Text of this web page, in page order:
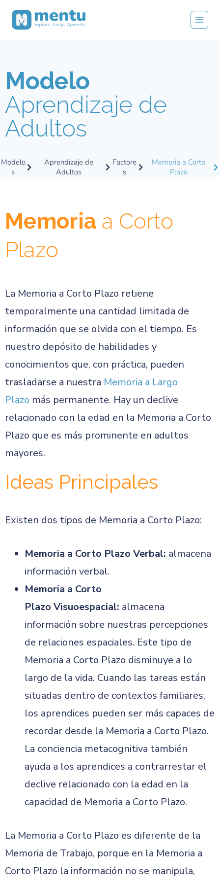
Modelo
Aprendizaje de
Adultos
Modelo
s
Aprendizaje de
Adultos
Factore
s
Memoria a Corto
Plazo
Memoria a Corto
Plazo
La Memoria a Corto Plazo retiene
temporalmente una cantidad limitada de
información que se olvida con el tiempo. Es
nuestro depósito de habilidades y
conocimientos que, con práctica, pueden
trasladarse a nuestra Memoria a Largo
Plazo más permanente. Hay un declive
relacionado con la edad en la Memoria a Corto
Plazo que es más prominente en adultos
mayores.
Ideas Principales
Existen dos tipos de Memoria a Corto Plazo:
Memoria a Corto Plazo Verbal: almacena
información verbal.
Memoria a Corto
Plazo Visuoespacial: almacena
información sobre nuestras percepciones
de relaciones espaciales. Este tipo de
Memoria a Corto Plazo disminuye a lo
largo de la vida. Cuando las tareas están
situadas dentro de contextos familiares,
los aprendices pueden ser más capaces de
recordar desde la Memoria a Corto Plazo.
La conciencia metacognitiva también
ayuda a los aprendices a contrarrestar el
declive relacionado con la edad en la
capacidad de Memoria a Corto Plazo.
La Memoria a Corto Plazo es diferente de la
Memoria de Trabajo, porque en la Memoria a
Corto Plazo la información no se manipula,